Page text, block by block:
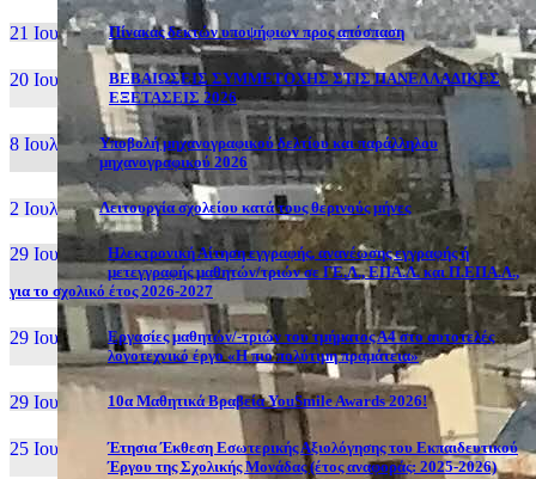
21 Ιουλ, 26 Πίνακας δεκτών υποψήφιων προς απόσπαση
20 Ιουλ, 26
ΒΕΒΑΙΩΣΕΙΣ ΣΥΜΜΕΤΟΧΗΣ ΣΤΙΣ ΠΑΝΕΛΛΑΔΙΚΕΣ
ΕΞΕΤΑΣΕΙΣ 2026
8 Ιουλ, 26
Υποβολή μηχανογραφικού δελτίου και παράλληλου
μηχανογραφικού 2026
2 Ιουλ, 26 Λειτουργία σχολείου κατά τους θερινούς μήνες
29 Ιουν, 26
Ηλεκτρονική Αίτηση εγγραφής, ανανέωσης εγγραφής ή
μετεγγραφής μαθητών/τριών σε ΓΕ.Λ., ΕΠΑ.Λ. και Π.ΕΠΑ.Λ.,
για το σχολικό έτος 2026-2027
29 Ιουν, 26
Εργασίες μαθητών/-τριών του τμήματος Α4 στο αυτοτελές
λογοτεχνικό έργο «Η πιο πολύτιμη πραμάτεια»
29 Ιουν, 26 10α Μαθητικά Βραβεία YouSmile Awards 2026!
25 Ιουν, 26
Έτησια Έκθεση Εσωτερικής Αξιολόγησης του Εκπαιδευτικού
Έργου της Σχολικής Μονάδας (έτος αναφοράς: 2025-2026)